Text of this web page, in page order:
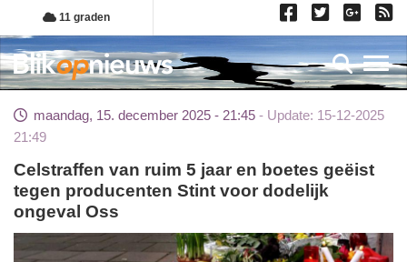
Overslaan
en
naar
de
gaan
11 graden
maandag, 15. december 2025 - 21:45
Update: 15-12-2025
21:49
Celstraffen van ruim 5 jaar en boetes geëist
tegen producenten Stint voor dodelijk
ongeval Oss